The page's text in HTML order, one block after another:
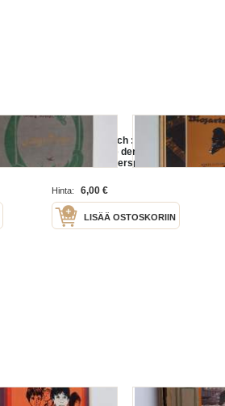
In Mozarts Reich : Ganz leichte
Originalstücke der alten Meister
für junge Klavierspieler gesammelt
Hinta: 6,00 €
LISÄÄ OSTOSKORIIN